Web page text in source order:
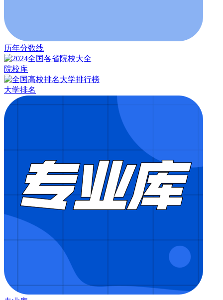
历年分数线
院校库
大学排名